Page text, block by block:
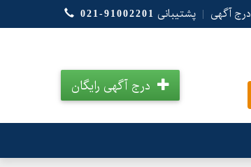
درج آگهی | پشتیبانی 021-91002201
درج آگهی رایگان